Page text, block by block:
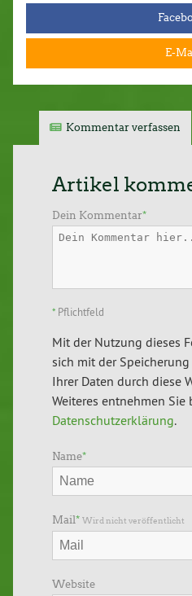
E-
Kommentar verfassen
Artikel
Dein Kommentar*
* Pflichtfeld
Mit der Nutzung dieses
sich mit der
Ihrer Daten durch diese
Weiteres entnehmen Sie
Datenschutzerklärung.
Name*
Mail* Wird nicht veröffentlicht
Website